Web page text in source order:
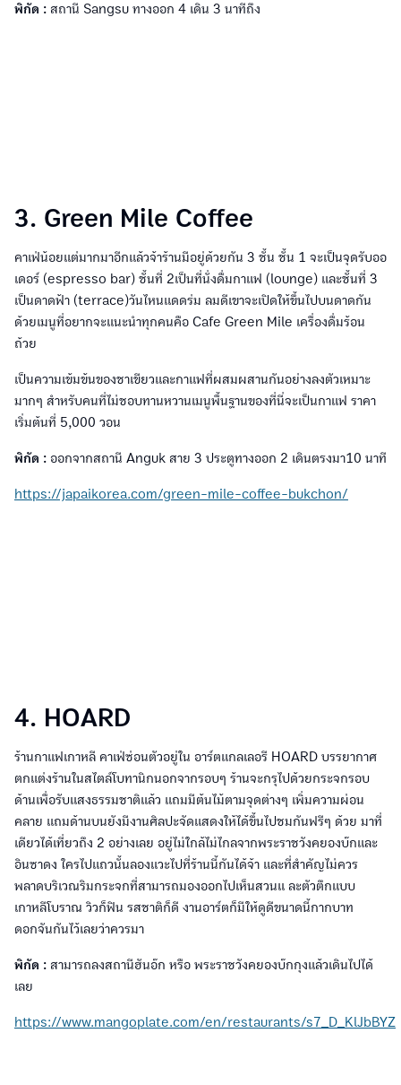
พิกัด : สถานี Sangsu ทางออก 4 เดิน 3 นาทีถึง
3. Green Mile Coffee
คาเฟ่น้อยแต่มากมาอีกแล้วจ้าร้านมีอยู่ด้วยกัน 3 ชั้น ชั้น 1 จะเป็นจุดรับออ
เดอร์ (espresso bar) ชั้นที่ 2เป็นที่นั่งดื่มกาแฟ (lounge) และชั้นที่ 3
เป็นดาดฟ้า (terrace)วันไหนแดดร่ม ลมดีเขาจะเปิดให้ขึ้นไปบนดาดกัน
ด้วยเมนูที่อยากจะแนะนำทุกคนคือ Cafe Green Mile เครื่องดื่มร้อน
ถ้วย
เป็นความเข้มข้นของชาเขียวและกาแฟที่ผสมผสานกันอย่างลงตัวเหมาะ
มากๆ สำหรับคนที่ไม่ชอบทานหวานเมนูพื้นฐานของที่นี่จะเป็นกาแฟ ราคา
เริ่มต้นที่ 5,000 วอน
พิกัด : ออกจากสถานี Anguk สาย 3 ประตูทางออก 2 เดินตรงมา10 นาที
https://japaikorea.com/green-mile-coffee-bukchon/
4. HOARD
ร้านกาแฟเกาหลี คาเฟ่ซ่อนตัวอยู่ใน อาร์ตแกลเลอรี HOARD บรรยากาศ
ตกแต่งร้านในสไตล์โบทานิกนอกจากรอบๆ ร้านจะกรุไปด้วยกระจกรอบ
ด้านเพื่อรับแสงธรรมชาติแล้ว แถมมีต้นไม้ตามจุดต่างๆ เพิ่มความผ่อน
คลาย แถมด้านบนยังมีงานศิลปะจัดแสดงให้ได้ขึ้นไปชมกันฟรีๆ ด้วย มาที่
เดียวได้เที่ยวถึง 2 อย่างเลย อยู่ไม่ใกล้ไม่ไกลจากพระราชวังคยองบ๊กและ
อินซาดง ใครไปแถวนั้นลองแวะไปที่ร้านนี้กันได้จ้า และที่สำคัญไม่ควร
พลาดบริเวณริมกระจกที่สามารถมองออกไปเห็นสวนแ ละตัวตึกแบบ
เกาหลีโบราณ วิวก็ฟิน รสชาติก็ดี งานอาร์ตก็มีให้ดูดีขนาดนี้กากบาท
ดอกจันกันไว้เลยว่าควรมา
พิกัด : สามารถลงสถานีฮันอ๊ก หรือ พระราชวังคยองบ๊กกุงแล้วเดินไปได้
เลย
https://www.mangoplate.com/en/restaurants/s7_D_KlJbBYZ